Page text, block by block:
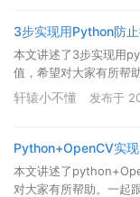
3步实现用Python防
本文讲述了3步实现用
值，希望对大家有所帮
轩辕小不懂 发布于
Python+OpenCV实
本文讲述了
对大家有所帮助。一起